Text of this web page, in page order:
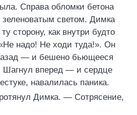
Справа обломки бетона
светом. Димка
сторону, как внутри будто
надо! Не ходи туда!». Он
— и бешено бьющееся
Шагнул вперед — и сердце
навалилась паника.
Димка. — Сотрясение,